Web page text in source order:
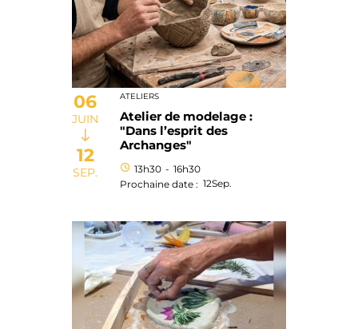
ATELIERS
Atelier de modelage :
"Dans l’esprit des
Archanges"
13h30 - 16h30
Prochaine date : 12Sep.
06
JUIN
12
SEP.